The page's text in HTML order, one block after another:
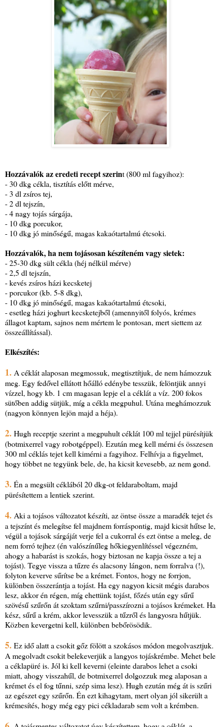
Hozzávalók az eredeti recept szerint (800 ml fagyihoz):
- 30 dkg cékla, tisztítás előtt mérve,
- 3 dl zsíros tej,
- 2 dl tejszín,
- 4 nagy tojás sárgája,
- 10 dkg porcukor,
- 10 dkg jó minőségű, magas kakaótartalmú étcsoki.
Hozzávalók, ha nem tojásosan készíteném vagy sietek:
- 25-30 dkg sült cékla (héj nélkül mérve)
- 2,5 dl tejszín,
- kevés zsíros házi kecsketej
- porcukor (kb. 5-8 dkg),
- 10 dkg jó minőségű, magas kakaótartalmú étcsoki,
- esetleg házi joghurt kecsketejből (amennyitől folyós, krémes
állagot kaptam, sajnos nem mértem le pontosan, mert siettem az
összeállítással).
Elkészítés:
1. A céklát alaposan megmossuk, megtisztítjuk, de nem hámozzuk
meg. Egy fedővel ellátott hőálló edénybe tesszük, felöntjük annyi
vízzel, hogy kb. 1 cm magasan lepje el a céklát a víz. 200 fokos
sütőben addig sütjük, míg a cékla megpuhul. Utána meghámozzuk
(nagyon könnyen lejön majd a héja).
2. Hugh receptje szerint a megpuhult céklát 100 ml tejjel pürésítjük
(botmixerrel vagy robotgéppel). Ezután meg kell mérni és összesen
300 ml céklás tejet kell kimérni a fagyihoz. Felhívja a figyelmet,
hogy többet ne tegyünk bele, de, ha kicsit kevesebb, az nem gond.
3. Én a megsült céklából 20 dkg-ot feldaraboltam, majd
pürésítettem a lentiek szerint.
4. Aki a tojásos változatot készíti, az öntse össze a maradék tejet és
a tejszínt és melegítse fel majdnem forráspontig, majd kicsit hűtse le,
végül a tojások sárgáját verje fel a cukorral és ezt öntse a meleg, de
nem forró tejhez (én valószínűleg hőkiegyenlítéssel végezném,
ahogy a habarást is szokás, hogy biztosan ne kapja össze a tej a
tojást). Tegye vissza a tűzre és alacsony lángon, nem forralva (!),
folyton keverve sűrítse be a krémet. Fontos, hogy ne forrjon,
különben összerántja a tojást. Ha egy nagyon kicsit mégis darabos
lesz, akkor én régen, míg ehettünk tojást, főzés után egy sűrű
szövésű szűrőn át szoktam szűrni/passzírozni a tojásos krémeket. Ha
kész, sűrű a krém, akkor levesszük a tűzről és langyosra hűtjük.
Közben kevergetni kell, különben bebőrösödik.
5. Ez idő alatt a csokit gőz fölött a szokásos módon megolvasztjuk.
A megolvadt csokit belekeverjük a langyos tojáskrémbe. Mehet bele
a céklapüré is. Jól ki kell keverni (eleinte darabos lehet a csoki
miatt, ahogy visszahűl, de botmixerrel dolgozzuk meg alaposan a
krémet és el fog tűnni, szép sima lesz). Hugh ezután még át is szűri
az egészet egy szűrőn. Én ezt kihagytam, mert olyan jól sikerült a
krémesítés, hogy még egy pici cékladarab sem volt a krémben.